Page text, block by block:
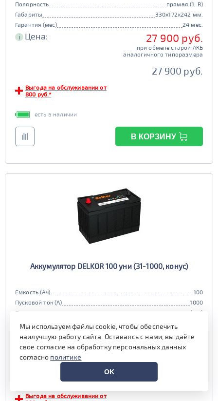
Полярность
прямая (1, R)
Габариты
330x172x242 мм.
Гарантия (мес)
24 мес.
i Цена: 27 900 руб.
при обмене старой АКБ
аналогичного типоразмера
27 900 руб.
Выгода на обслуживании от
800 руб.*
есть в наличии
В КОРЗИНУ
Аккумулятор DELKOR 100 уни (31-1000, конус)
Емкость (Ач)
100
Пусковой ток (А)
1000
Полярность
универсальная (uni)
Габариты
12 мес.
i Цена: 17 700 руб.
аналогичного типоразмера
18 900 руб.
Выгода на обслуживании от
Мы используем файлы cookie, чтобы обеспечить
наилучшую работу сайта. Оставаясь с нами, вы даёте
свое согласие на обработку персональных данных
согласно политике
OK